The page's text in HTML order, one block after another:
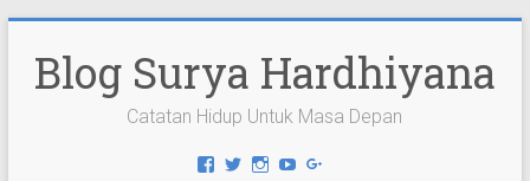
content
Blog Surya Hardhiyana
Catatan Hidup Untuk Masa Depan
ViewViewViewView